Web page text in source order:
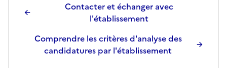
Contacter et échanger avec
l'établissement
Comprendre les critères d'analyse des
candidatures par l'établissement